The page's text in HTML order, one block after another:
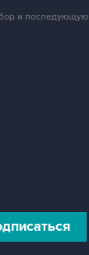
и последующую